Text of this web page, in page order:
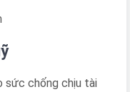
sức chống chịu tài